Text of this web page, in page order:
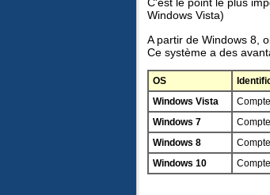
Windows Vista)
A partir de Windows 8,
Ce système a des
OS
Windows Vista
Windows 7
Windows 8
Windows 10